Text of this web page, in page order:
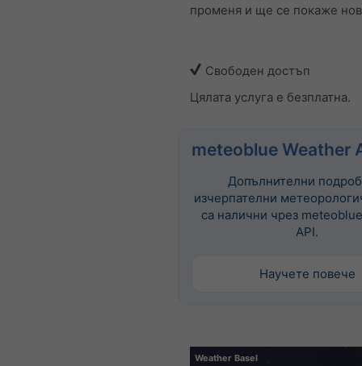
променя и ще се покаже
Свободен достъп
Цялата услуга е безплатна.
meteoblue Weather
Допълнителни
изчерпателни
са налични чрез
API.
Научете повече